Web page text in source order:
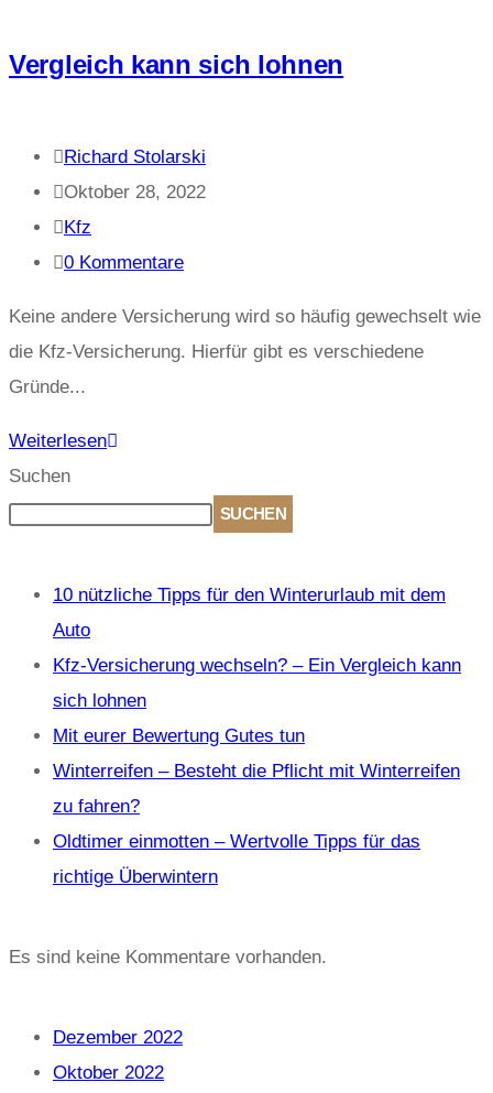
Vergleich kann sich lohnen
Richard Stolarski
Oktober 28, 2022
Kfz
0 Kommentare
Keine andere Versicherung wird so häufig gewechselt wie
die Kfz-Versicherung. Hierfür gibt es verschiedene
Gründe...
Weiterlesen
Suchen
SUCHEN
10 nützliche Tipps für den Winterurlaub mit dem
Auto
Kfz-Versicherung wechseln? – Ein Vergleich kann
sich lohnen
Mit eurer Bewertung Gutes tun
Winterreifen – Besteht die Pflicht mit Winterreifen
zu fahren?
Oldtimer einmotten – Wertvolle Tipps für das
richtige Überwintern
Es sind keine Kommentare vorhanden.
Dezember 2022
Oktober 2022